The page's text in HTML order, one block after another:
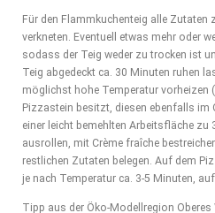
Für den Flammkuchenteig alle Zutaten
verkneten. Eventuell etwas mehr oder
sodass der Teig weder zu trocken ist
Teig abgedeckt ca. 30 Minuten ruhen
möglichst hohe Temperatur vorheizen
Pizzastein besitzt, diesen ebenfalls im
einer leicht bemehlten Arbeitsfläche zu
ausrollen, mit Crème fraîche
restlichen Zutaten belegen. Auf dem
je nach Temperatur ca. 3-5 Minuten,
Tipp aus der Öko-Modellregion Oberes